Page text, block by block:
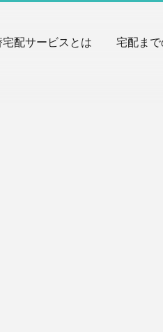
配サービスとは 宅配ま